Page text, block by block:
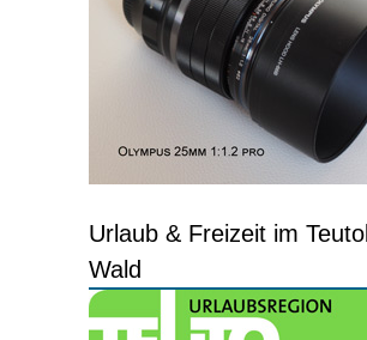
Urlaub & Freizeit im
Wald